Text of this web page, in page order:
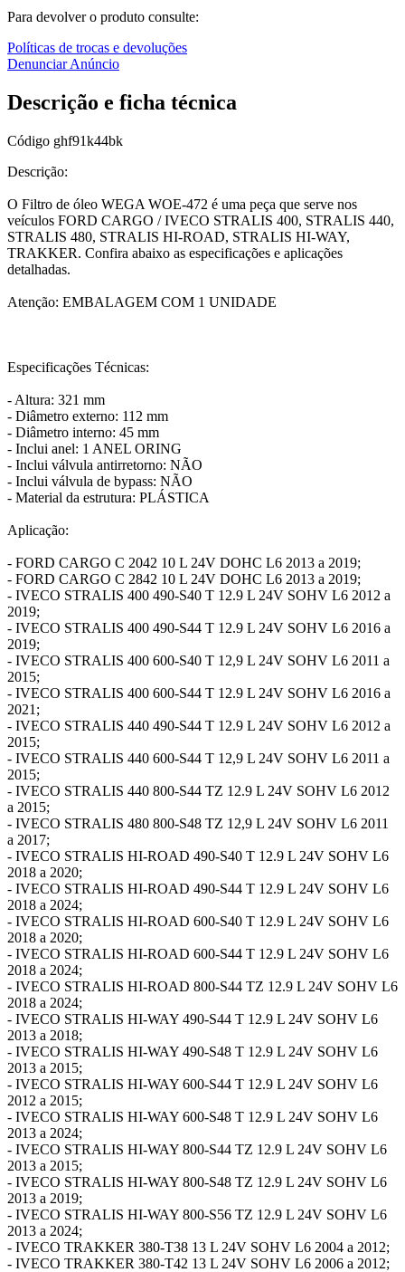
Para devolver o produto consulte:
Políticas de trocas e devoluções
Denunciar Anúncio
Descrição e ficha técnica
Código ghf91k44bk
Descrição:
O Filtro de óleo WEGA WOE-472 é uma peça que serve nos
veículos FORD CARGO / IVECO STRALIS 400, STRALIS 440,
STRALIS 480, STRALIS HI-ROAD, STRALIS HI-WAY,
TRAKKER. Confira abaixo as especificações e aplicações
detalhadas.
Atenção: EMBALAGEM COM 1 UNIDADE
Especificações Técnicas:
- Altura: 321 mm
- Diâmetro externo: 112 mm
- Diâmetro interno: 45 mm
- Inclui anel: 1 ANEL ORING
- Inclui válvula antirretorno: NÃO
- Inclui válvula de bypass: NÃO
- Material da estrutura: PLÁSTICA
Aplicação:
- FORD CARGO C 2042 10 L 24V DOHC L6 2013 a 2019;
- FORD CARGO C 2842 10 L 24V DOHC L6 2013 a 2019;
- IVECO STRALIS 400 490-S40 T 12.9 L 24V SOHV L6 2012 a
2019;
- IVECO STRALIS 400 490-S44 T 12.9 L 24V SOHV L6 2016 a
2019;
- IVECO STRALIS 400 600-S40 T 12,9 L 24V SOHV L6 2011 a
2015;
- IVECO STRALIS 400 600-S44 T 12.9 L 24V SOHV L6 2016 a
2021;
- IVECO STRALIS 440 490-S44 T 12.9 L 24V SOHV L6 2012 a
2015;
- IVECO STRALIS 440 600-S44 T 12,9 L 24V SOHV L6 2011 a
2015;
- IVECO STRALIS 440 800-S44 TZ 12.9 L 24V SOHV L6 2012
a 2015;
- IVECO STRALIS 480 800-S48 TZ 12,9 L 24V SOHV L6 2011
a 2017;
- IVECO STRALIS HI-ROAD 490-S40 T 12.9 L 24V SOHV L6
2018 a 2020;
- IVECO STRALIS HI-ROAD 490-S44 T 12.9 L 24V SOHV L6
2018 a 2024;
- IVECO STRALIS HI-ROAD 600-S40 T 12.9 L 24V SOHV L6
2018 a 2020;
- IVECO STRALIS HI-ROAD 600-S44 T 12.9 L 24V SOHV L6
2018 a 2024;
- IVECO STRALIS HI-ROAD 800-S44 TZ 12.9 L 24V SOHV L6
2018 a 2024;
- IVECO STRALIS HI-WAY 490-S44 T 12.9 L 24V SOHV L6
2013 a 2018;
- IVECO STRALIS HI-WAY 490-S48 T 12.9 L 24V SOHV L6
2013 a 2015;
- IVECO STRALIS HI-WAY 600-S44 T 12.9 L 24V SOHV L6
2012 a 2015;
- IVECO STRALIS HI-WAY 600-S48 T 12.9 L 24V SOHV L6
2013 a 2024;
- IVECO STRALIS HI-WAY 800-S44 TZ 12.9 L 24V SOHV L6
2013 a 2015;
- IVECO STRALIS HI-WAY 800-S48 TZ 12.9 L 24V SOHV L6
2013 a 2019;
- IVECO STRALIS HI-WAY 800-S56 TZ 12.9 L 24V SOHV L6
2013 a 2024;
- IVECO TRAKKER 380-T38 13 L 24V SOHV L6 2004 a 2012;
- IVECO TRAKKER 380-T42 13 L 24V SOHV L6 2006 a 2012;